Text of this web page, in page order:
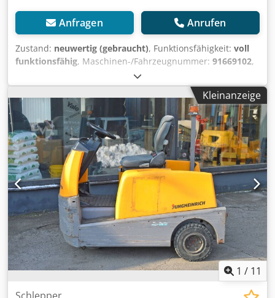
Anfragen Anrufen
Zustand: neuwertig (gebraucht), Funktionsfähigkeit: voll
funktionsfähig, Maschinen-/Fahrzeugnummer: 91669102,
, Betriebsstunden:
Kraftstofftyp:elektrisch, Bauhöhe:1.920 mm, Leistung:4,5
kW (6,12 PS), Batteriekapazität:375 Ah, Batteriespannung:
48 V
, Vorderreifentyp: Superelastikreifen (schwarz),
Hinterreifentyp: Superelastikreifen (schwarz),
Leergewicht:1.495 kg, Ausstattung:Beleuchtung, Kabine,
Jungheinrich EZS 570 Schlepper Baujahr 2022 Daten:
Jungheinrich EZS 570 Baujahr: 2022 Abgelesene
Betriebsstunden (h): 65 Tragkraft (kg): 7000 Eigengewicht
(kg): 1495 Bereifung vorne: Superelastik Bereifung hinten:
Superelastik Batterie-Baujahr: 2022 Batterie-Kapazität (Ah):
375 Batterie-Spannung (V): 48 Zubehör: Vollkabine mit
Heizung. Scheibenwischer vorne & hinten. STVZO. Blinker
usw. Blitzleuchte. Anhängerkupplung. Bemerkung:
Fahrmotor: 4,5 kW. Cjdpjzcb Imjfx Apvjrf L: 1993 mm. B:
996 mm. H: 1920 mm 1400 N (60') 5500 N (5')
Kleinanzeige
1 / 11
Schlepper